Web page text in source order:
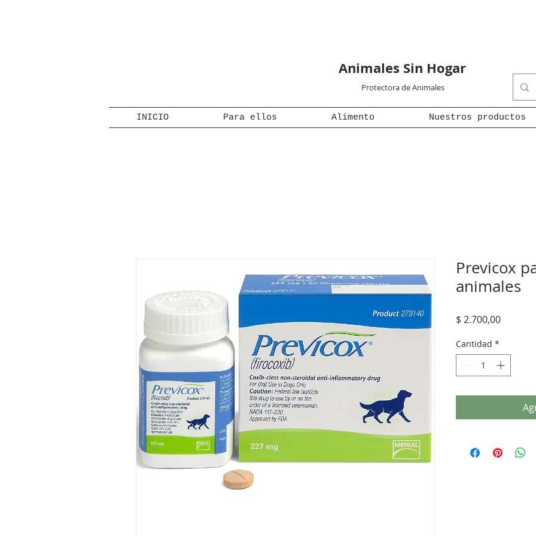
Animales Sin Hogar
Protectora de Animales
INICIO Para ellos Alimento Nuestros productos
Previcox
animales
$ 2.700,00Precio
Cantidad *